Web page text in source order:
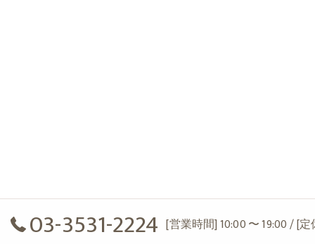
03-3531-2224 [営業時間] 10:00 〜 19:00 / [